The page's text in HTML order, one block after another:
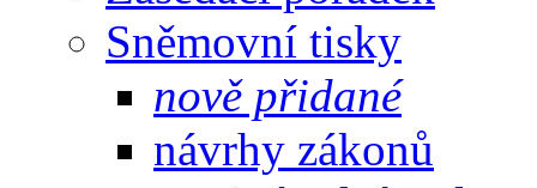
Sněmovní tisky
nově přidané
návrhy zákonů